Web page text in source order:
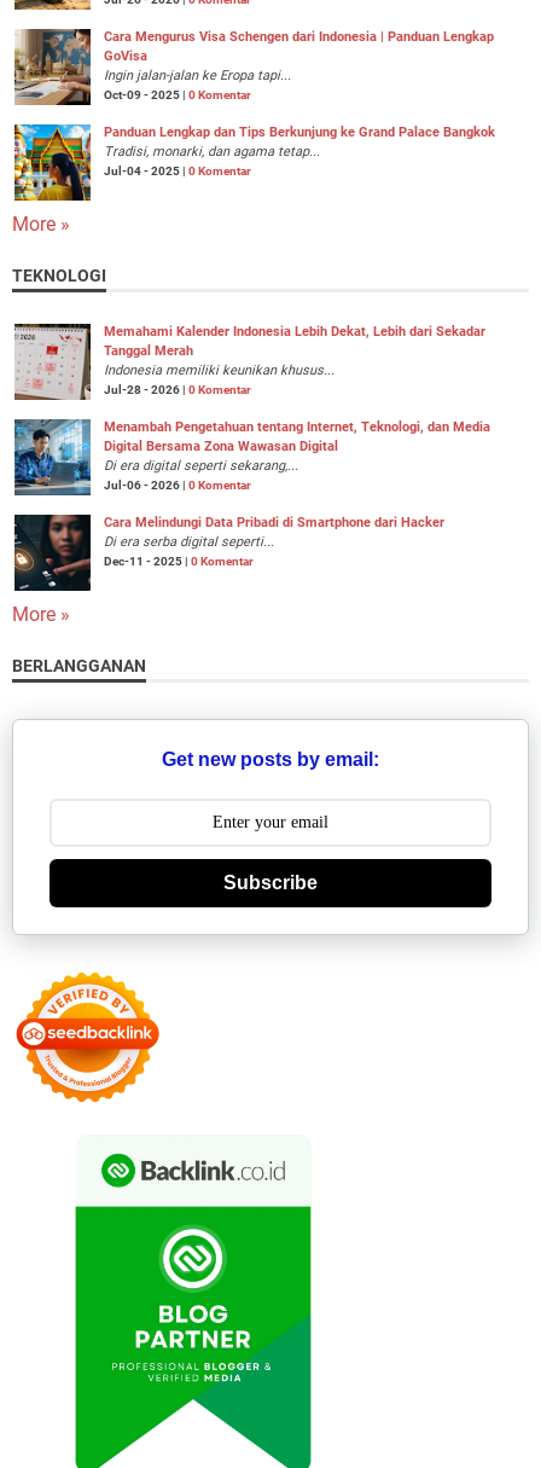
Cara Mengurus Visa Schengen dari Indonesia | Panduan Lengkap
GoVisa
Ingin jalan-jalan ke Eropa tapi...
Oct-09 - 2025 | 0 Komentar
Panduan Lengkap dan Tips Berkunjung ke Grand Palace Bangkok
Tradisi, monarki, dan agama tetap...
Jul-04 - 2025 | 0 Komentar
More »
TEKNOLOGI
Memahami Kalender Indonesia Lebih Dekat, Lebih dari Sekadar
Tanggal Merah
Indonesia memiliki keunikan khusus...
Jul-28 - 2026 | 0 Komentar
Menambah Pengetahuan tentang Internet, Teknologi, dan Media
Digital Bersama Zona Wawasan Digital
Di era digital seperti sekarang,...
Jul-06 - 2026 | 0 Komentar
Cara Melindungi Data Pribadi di Smartphone dari Hacker
Di era serba digital seperti...
Dec-11 - 2025 | 0 Komentar
More »
BERLANGGANAN
Get new posts by email:
Subscribe